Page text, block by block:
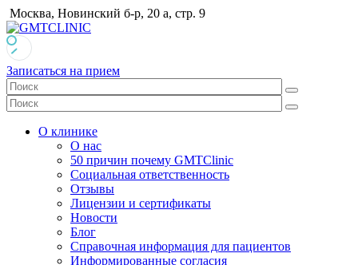
Москва, Новинский б-р, 20 а, стр. 9
Записаться на прием
О клинике
О нас
50 причин почему GMTClinic
Социальная ответственность
Отзывы
Лицензии и сертификаты
Новости
Блог
Справочная информация для пациентов
Информированные согласия